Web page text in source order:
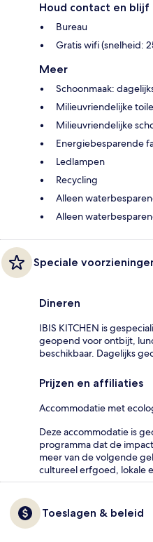
Houd contact en
Bureau
Gratis wifi (snelheid:
Meer
Schoonmaak:
Milieuvriendelijke
Milieuvriendelijke
Energiebesparende
Ledlampen
Recycling
Alleen
Alleen
Speciale
Dineren
IBIS KITCHEN is
geopend voor ontbijt,
beschikbaar. Dagelijks
Prijzen en affiliaties
Accommodatie met
Deze accommodatie is
programma dat de
meer van de volgende
cultureel erfgoed, lokale
Toeslagen & beleid